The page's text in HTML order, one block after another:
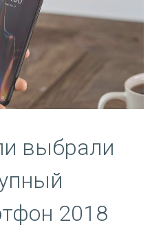
выбрали
2018